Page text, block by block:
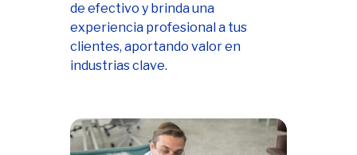
de efectivo y brinda una
experiencia profesional a tus
clientes, aportando valor en
industrias clave.